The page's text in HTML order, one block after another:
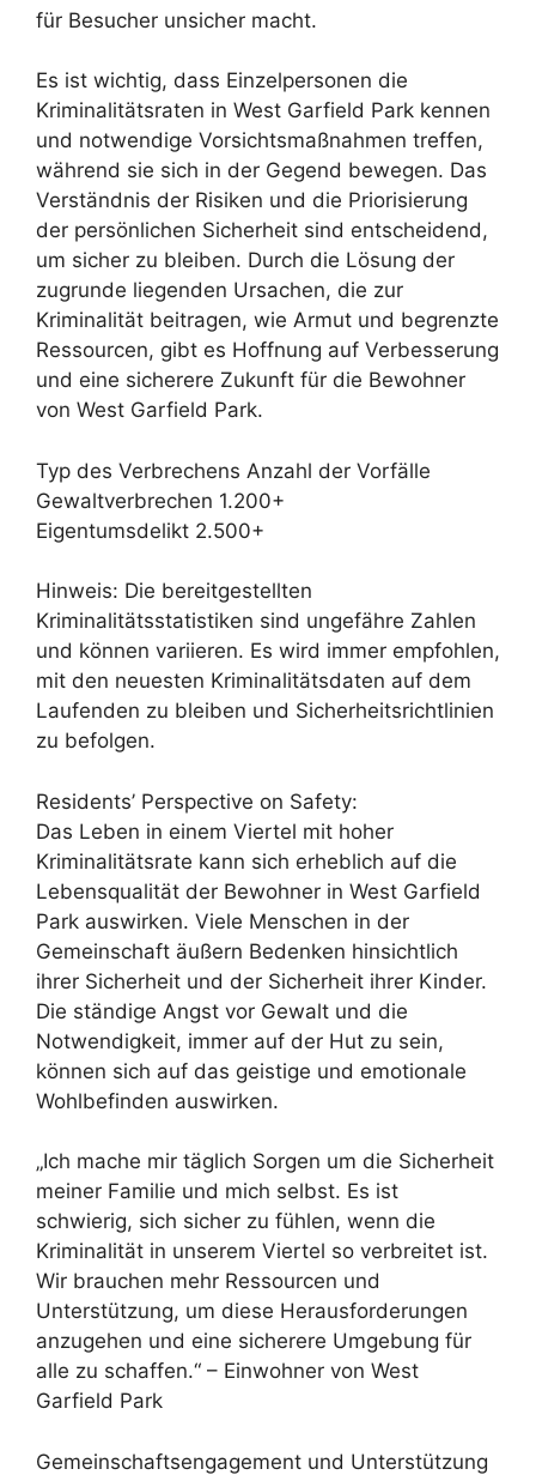
für Besucher unsicher macht.
Es ist wichtig, dass Einzelpersonen die
Kriminalitätsraten in West Garfield Park kennen
und notwendige Vorsichtsmaßnahmen treffen,
während sie sich in der Gegend bewegen. Das
Verständnis der Risiken und die Priorisierung
der persönlichen Sicherheit sind entscheidend,
um sicher zu bleiben. Durch die Lösung der
zugrunde liegenden Ursachen, die zur
Kriminalität beitragen, wie Armut und begrenzte
Ressourcen, gibt es Hoffnung auf Verbesserung
und eine sicherere Zukunft für die Bewohner
von West Garfield Park.
Typ des Verbrechens Anzahl der Vorfälle
Gewaltverbrechen 1.200+
Eigentumsdelikt 2.500+
Hinweis: Die bereitgestellten
Kriminalitätsstatistiken sind ungefähre Zahlen
und können variieren. Es wird immer empfohlen,
mit den neuesten Kriminalitätsdaten auf dem
Laufenden zu bleiben und Sicherheitsrichtlinien
zu befolgen.
Residents’ Perspective on Safety:
Das Leben in einem Viertel mit hoher
Kriminalitätsrate kann sich erheblich auf die
Lebensqualität der Bewohner in West Garfield
Park auswirken. Viele Menschen in der
Gemeinschaft äußern Bedenken hinsichtlich
ihrer Sicherheit und der Sicherheit ihrer Kinder.
Die ständige Angst vor Gewalt und die
Notwendigkeit, immer auf der Hut zu sein,
können sich auf das geistige und emotionale
Wohlbefinden auswirken.
„Ich mache mir täglich Sorgen um die Sicherheit
meiner Familie und mich selbst. Es ist
schwierig, sich sicher zu fühlen, wenn die
Kriminalität in unserem Viertel so verbreitet ist.
Wir brauchen mehr Ressourcen und
Unterstützung, um diese Herausforderungen
anzugehen und eine sicherere Umgebung für
alle zu schaffen.“ – Einwohner von West
Garfield Park
Gemeinschaftsengagement und Unterstützung